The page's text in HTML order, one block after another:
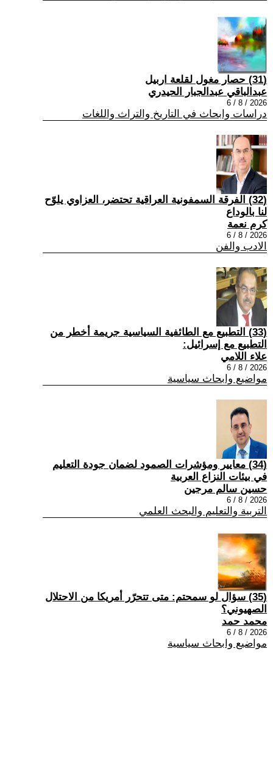
(31) حصار مغول لقلعة اربيل
عبدالباقي عبدالجبار الحيدري
2026 / 8 / 6
دراسات وابحاث في التاريخ والتراث واللغات
(32) الفرقة السمفونية العراقية تحتضر، العزاوي يلوّح
لنا بالوداع
كرم نعمة
2026 / 8 / 6
الادب والفن
(33) التطبيع مع الطائفية السياسية جريمة أخطر من
التطبيع مع إسرائيل:
علاء اللامي
2026 / 8 / 6
مواضيع وابحاث سياسية
(34) معايير ومؤشرات الصمود لضمان جودة التعليم
في بيئات النزاع العربية
حسين سالم مرجين
2026 / 8 / 6
التربية والتعليم والبحث العلمي
(35) سؤال لو سمحتم: متى تتحرّر أمريكا من الاحتلال
الصهيوني؟
محمد حمد
2026 / 8 / 6
مواضيع وابحاث سياسية